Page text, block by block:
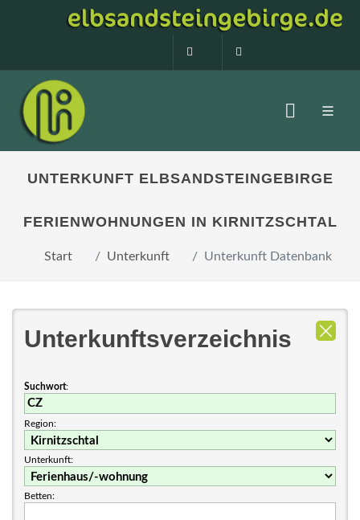
0160 99873408
UNTERKUNFT ELBSANDSTEINGEBIRGE
FERIENWOHNUNGEN IN KIRNITZSCHTAL
Start Unterkunft Unterkunft Datenbank
Unterkunftsverzeichnis
Suchwort:
Region:
Unterkunft:
Betten: